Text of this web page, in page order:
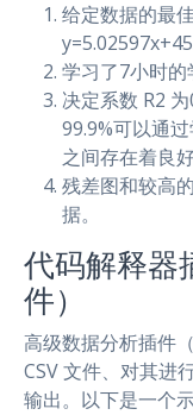
给定数据的最
学习了7小时的
决定系数 R2
99.9%可以通
之间存在着良
残差图和较高
据。
代码解释器
件）
高级数据分析插件
CSV 文件、对其进
输出。以下是一个